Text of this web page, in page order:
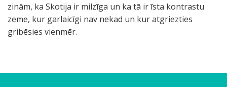
zinām, ka Skotija ir milzīga un ka tā ir īsta kontrastu
zeme, kur garlaicīgi nav nekad un kur atgriezties
gribēsies vienmēr.